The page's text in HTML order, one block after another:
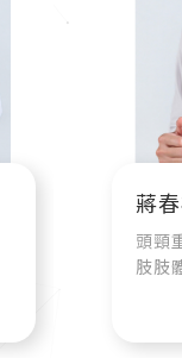
蔣
頭頸
肢肢